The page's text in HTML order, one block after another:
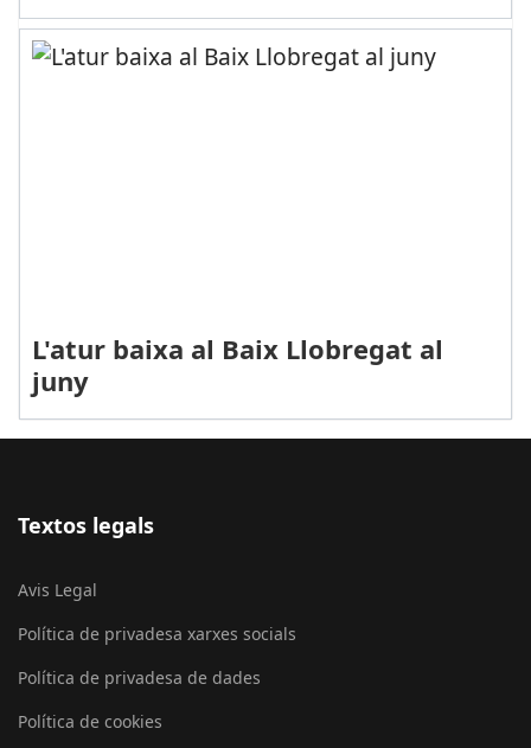
L'atur baixa al Baix Llobregat al
juny
Textos legals
Avis Legal
Política de privadesa xarxes socials
Política de privadesa de dades
Política de cookies